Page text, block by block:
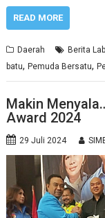
READ MORE
Daerah Berita
batu,Pemuda Bersatu,
Makin
Award 2024
29 Juli 2024